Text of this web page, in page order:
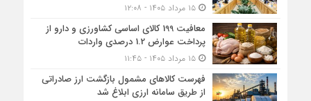
۱۵ مرداد ۱۴۰۵ - ۱۲:۰۸
معافیت 199 کالای اساسی کشاورزی و دارو از
پرداخت عوارض 1.2 درصدی واردات
۱۵ مرداد ۱۴۰۵ - ۱۱:۴۵
فهرست کالاهای مشمول بازگشت ارز صادراتی
از طریق سامانه ارزی ابلاغ شد